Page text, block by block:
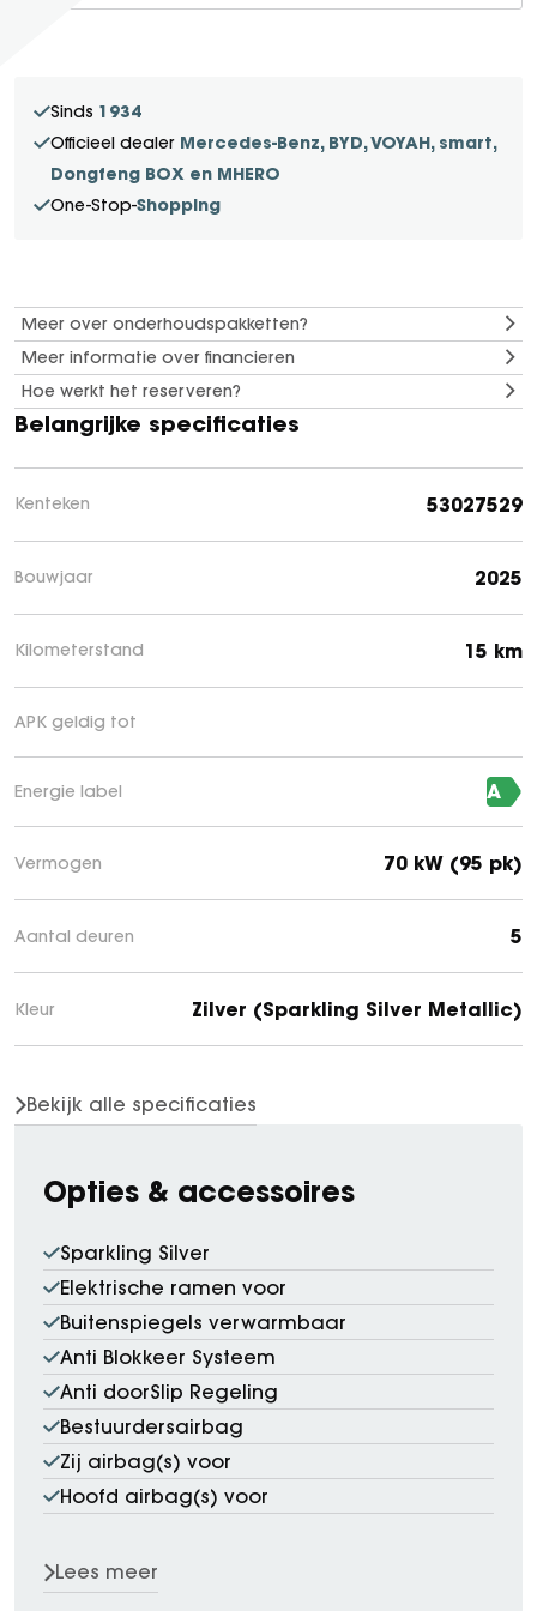
SEAL 6 DM-I TOURING
ATTO 2
ATTO 2 DM-I
Sinds 1934
Officieel dealer Mercedes-Benz, BYD, VOYAH, smart,
Dongfeng BOX en MHERO
One-Stop-Shopping
Meer over onderhoudspakketten?
Meer informatie over financieren
Hoe werkt het reserveren?
Belangrijke specificaties
Kenteken 53027529
Bouwjaar 2025
Kilometerstand 15 km
APK geldig tot
Energie label A
Vermogen 70 kW (95 pk)
Aantal deuren 5
Kleur Zilver (Sparkling Silver Metallic)
Bekijk alle specificaties
Opties & accessoires
Sparkling Silver
Elektrische ramen voor
Buitenspiegels verwarmbaar
Anti Blokkeer Systeem
Anti doorSlip Regeling
Bestuurdersairbag
Zij airbag(s) voor
Hoofd airbag(s) voor
Lees meer